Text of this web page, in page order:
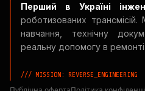
Перший в Україні
роботизованих
навчання, технічну
реальну допомогу в ремонті
/// MISSION: REVERSE_ENGINEERING